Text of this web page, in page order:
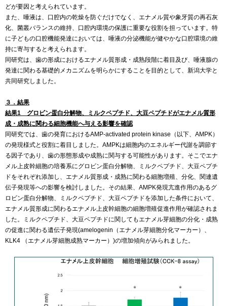
どが要因と考えられています。
また、唾液は、口腔内の乾燥を防ぐだけでなく、エナメル質や象牙質の再石灰
化、菌叢バランスの維持、口腔内環境の保護に重要な役割を担っています。特
に子どもの口腔機能発達においては、唾液の分泌機能が健やかな口腔環境の維
持に寄与すると考えられます。
同研究は、歯の形成におけるエナメル質形成・成熟段階に着目及び、唾液腺の
発達に関わる基礎的メカニズムを明らかにすることを目的として、新潟大学と
共同研究しました。
３．結果
結果1 グロビン蛋白分解物、ミルクペプチド、大豆ペプチドがエナメル質形
成・成熟に関わる細胞機能へ与える影響を確認
同研究では、歯の発育におけるAMP-activated protein kinase（以下、AMPK）
の発現様式と役割に着目しました。AMPKは細胞内のエネルギー代謝を調節す
る因子であり、歯の形態形成や成熟に関与する可能性があります。そこでエナ
メル上皮幹細胞の培養系にグロビン蛋白分解物、ミルクペプチド、大豆ペプチ
ドをそれぞれ添加し、エナメル質形成・成熟に関わる細胞増殖、分化、関連遺
伝子発現等への影響を検討しました。その結果、AMPK発現亢進作用のあるグ
ロビン蛋白分解物、ミルクペプチド、大豆ペプチドを添加した条件において、
エナメル質形成に関わるエナメル上皮幹細胞の細胞増殖促進作用が確認されま
した。ミルクペプチド、大豆ペプチドに関してもエナメル芽細胞の分化・成熟
の促進に関わる遺伝子発現(amelogenin（エナメル芽細胞分化マーカー）、
KLK4 （エナメル芽細胞成熟マーカー）)の増加傾向がみられました。